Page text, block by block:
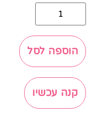
הוספה לסל
קנה עכשיו